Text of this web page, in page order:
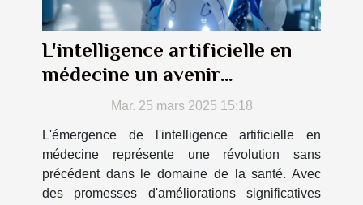
L'intelligence artificielle en
médecine un avenir
prometteurMar. 25 mars 2025 15:18
L'émergence de l'intelligence artificielle en
médecine représente une révolution sans
précédent dans le domaine de la santé. Avec
des promesses d'améliorations significatives